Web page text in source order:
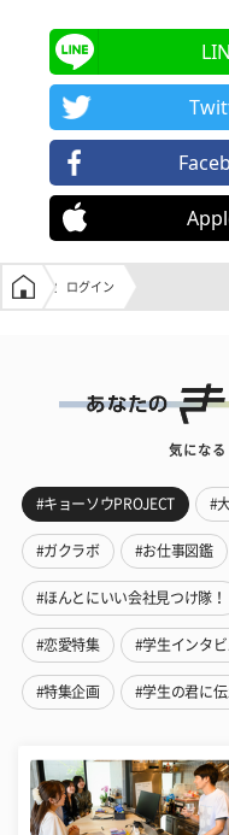
学生の窓口トップ
ログイン
気になる
#キョーソウPROJECT #
#ガクラボ #お仕事図鑑
#ほんとにいい会社見つけ隊！
#恋愛特集 #学生インタビ
#特集企画 #学生の君に